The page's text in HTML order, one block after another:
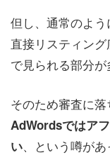
但し、通常のよ
直接リスティン
で見られる部分が
そのため審査に
AdWordsではア
い、という噂があ